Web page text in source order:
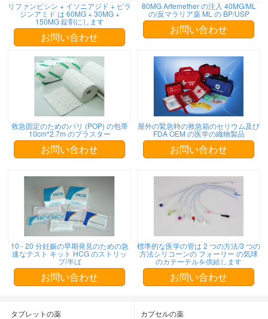
リファンピシン + イソニアジド + ピラ
ジンアミド は 60MG + 30MG +
150MG 錠剤にします
お問い合わせ
80MG Artemether の注入 40MG/ML
の/反マラリア薬 ML の BP/USP
お問い合わせ
救急固定のためのパリ (POP) の包帯
10cm*2.7m のプラスター
お問い合わせ
屋外の緊急時の救急箱のセリウム及び
FDA OEM の医学の織物製品
お問い合わせ
10 - 20 分妊娠の早期発見のための急
速なテスト キット HCG のストリッ
プ/半ば
お問い合わせ
標準的な医学の管は 2 つの方法/3 つの
方法シリコーンの フォーリー の気球
のカテーテルを供給します
お問い合わせ
タブレットの薬 カプセルの薬